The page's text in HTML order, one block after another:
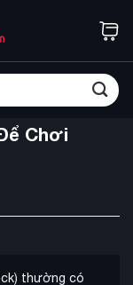
Chơi
thường có